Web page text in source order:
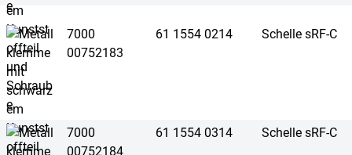
7000
00752183
61 1554 0214 Schelle sRF-C
7000
00752184
61 1554 0314 Schelle sRF-C